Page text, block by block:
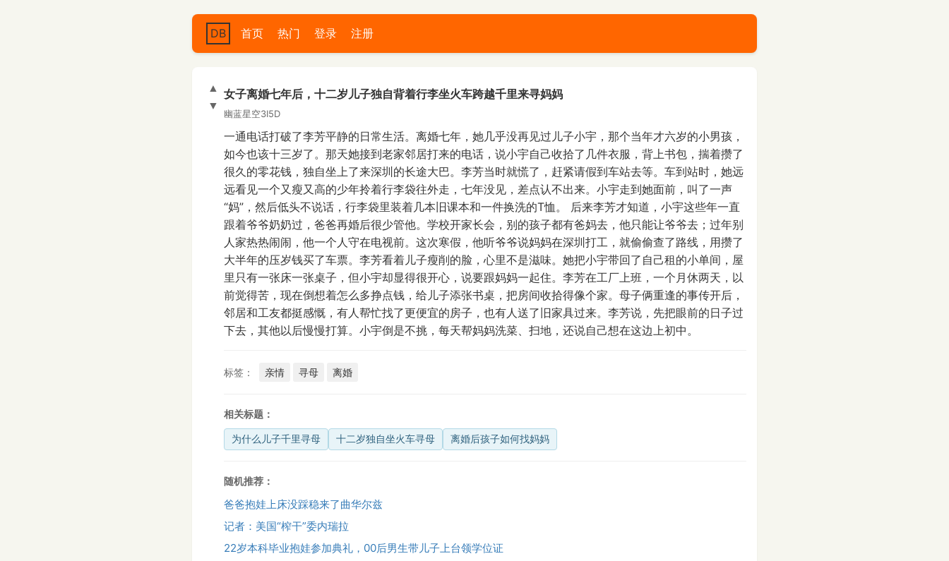
DB 首页 热门 登录 注册
▲
▼
女子离婚七年后，十二岁儿子独自背着行李坐火车跨越千里来寻妈妈
幽蓝星空3I5D
一通电话打破了李芳平静的日常生活。离婚七年，她几乎没再见过儿子小宇，那个当年才六岁的小男孩，
如今也该十三岁了。那天她接到老家邻居打来的电话，说小宇自己收拾了几件衣服，背上书包，揣着攒了
很久的零花钱，独自坐上了来深圳的长途大巴。李芳当时就慌了，赶紧请假到车站去等。车到站时，她远
远看见一个又瘦又高的少年拎着行李袋往外走，七年没见，差点认不出来。小宇走到她面前，叫了一声
“妈”，然后低头不说话，行李袋里装着几本旧课本和一件换洗的T恤。 后来李芳才知道，小宇这些年一直
跟着爷爷奶奶过，爸爸再婚后很少管他。学校开家长会，别的孩子都有爸妈去，他只能让爷爷去；过年别
人家热热闹闹，他一个人守在电视前。这次寒假，他听爷爷说妈妈在深圳打工，就偷偷查了路线，用攒了
大半年的压岁钱买了车票。李芳看着儿子瘦削的脸，心里不是滋味。她把小宇带回了自己租的小单间，屋
里只有一张床一张桌子，但小宇却显得很开心，说要跟妈妈一起住。李芳在工厂上班，一个月休两天，以
前觉得苦，现在倒想着怎么多挣点钱，给儿子添张书桌，把房间收拾得像个家。母子俩重逢的事传开后，
邻居和工友都挺感慨，有人帮忙找了更便宜的房子，也有人送了旧家具过来。李芳说，先把眼前的日子过
下去，其他以后慢慢打算。小宇倒是不挑，每天帮妈妈洗菜、扫地，还说自己想在这边上初中。
标签： 亲情 寻母 离婚
相关标题：
为什么儿子千里寻母 十二岁独自坐火车寻母 离婚后孩子如何找妈妈
随机推荐：
爸爸抱娃上床没踩稳来了曲华尔兹
记者：美国“榨干”委内瑞拉
22岁本科毕业抱娃参加典礼，00后男生带儿子上台领学位证